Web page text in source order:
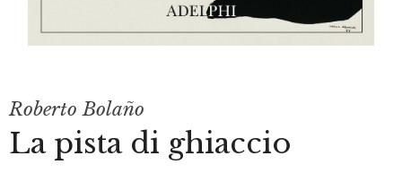
Roberto Bolaño
La pista di ghiaccio